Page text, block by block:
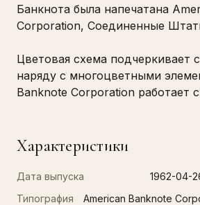
Банкнота была напечатана
Corporation, Соединенные
Цветовая схема подчеркивает
наряду с многоцветными
Banknote Corporation работает
Характеристики
Дата выпуска
1962-04-
Типография
American Banknote